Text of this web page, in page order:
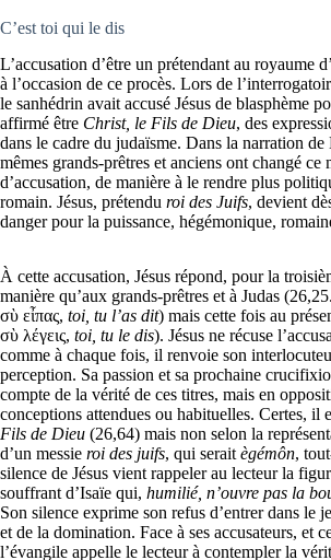
C’est toi qui le dis
L’accusation d’être un prétendant au royaume
à l’occasion de ce procès. Lors de
le sanhédrin avait accusé Jésus de blasphème
affirmé être Christ, le Fils de Dieu, des
dans le cadre du judaïsme. Dans la narration de
mêmes grands-prêtres et anciens ont changé ce
d’accusation, de manière à le rendre plus
romain. Jésus, prétendu roi des Juifs, devient
danger pour la puissance, hégémonique,
À cette accusation, Jésus répond, pour la
manière qu’aux grands-prêtres et à Judas
σὺ εἶπας, toi, tu l’as dit) mais cette fois au
σὺ λέγεις, toi, tu le dis). Jésus ne récuse
comme à chaque fois, il renvoie son
perception. Sa passion et sa prochaine
compte de la vérité de ces titres, mais en
conceptions attendues ou habituelles. Certes, il
Fils de Dieu (26,64) mais non selon la
d’un messie roi des juifs, qui serait ègémôn,
silence de Jésus vient rappeler au lecteur la
souffrant d’Isaïe qui, humilié, n’ouvre pas la
Son silence exprime son refus d’entrer dans le
et de la domination. Face à ses accusateurs, et
l’évangile appelle le lecteur à contempler la